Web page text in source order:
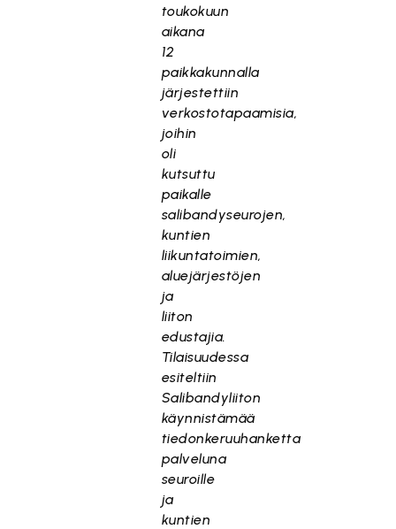
toukokuun
aikana
12
paikkakunnalla
järjestettiin
verkostotapaamisia,
joihin
oli
kutsuttu
paikalle
salibandyseurojen,
kuntien
liikuntatoimien,
aluejärjestöjen
ja
liiton
edustajia.
Tilaisuudessa
esiteltiin
Salibandyliiton
käynnistämää
tiedonkeruuhanketta
palveluna
seuroille
ja
kuntien